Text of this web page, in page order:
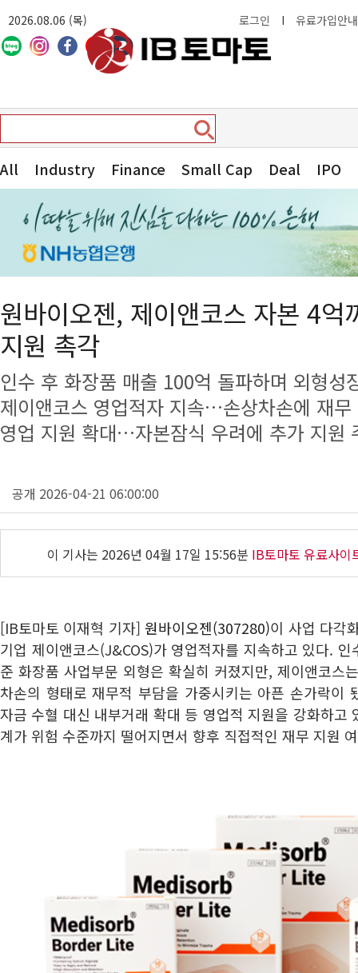
2026.08.06 (목) 로그인 I 유료가입안내
All Industry Finance Small Cap Deal IPO
원바이오젠, 제이앤코스 자본 4
지원 촉각
인수 후 화장품 매출 100억 돌파하며 외형성
제이앤코스 영업적자 지속…손상차손에 재무
영업 지원 확대…자본잠식 우려에 추가 지원
공개 2026-04-21 06:00:00
이 기사는 2026년 04월 17일 15:56분 IB토마토 유료사이
[IB토마토 이재혁 기자]원바이오젠(307280)이 사업 다각
기업 제이앤코스(J&COS)가 영업적자를 지속하고 있다.
준 화장품 사업부문 외형은 확실히 커졌지만, 제이앤코스
차손의 형태로 재무적 부담을 가중시키는 아픈 손가락이
자금 수혈 대신 내부거래 확대 등 영업적 지원을 강화하고
계가 위험 수준까지 떨어지면서 향후 직접적인 재무 지원